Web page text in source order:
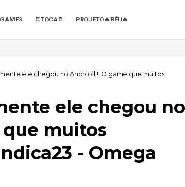
GAMES ♖TOCA♖ PROJETO🔥RÉU🔥
ele chegou no Android!!! O game que muitos
ele chegou no
muitos
- Omega